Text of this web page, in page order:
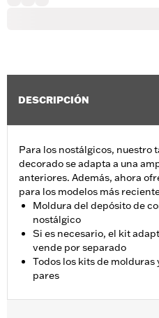
DESCRIPCIÓN
Para los nostálgicos, nuestro
decorado se adapta a una
anteriores. Además, ahora
para los modelos más
Moldura del depósito de
nostálgico
Si es necesario, el kit
vende por separado
Todos los kits de
pares